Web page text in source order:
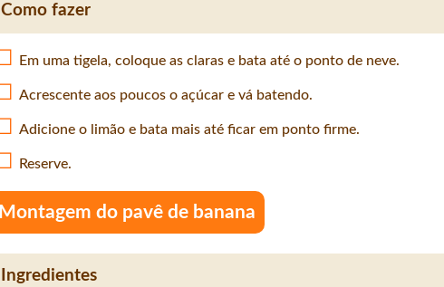
Como fazer
Em uma tigela, coloque as claras e bata até o ponto de neve.
Acrescente aos poucos o açúcar e vá batendo.
Adicione o limão e bata mais até ficar em ponto firme.
Reserve.
Montagem do pavê de banana
Ingredientes